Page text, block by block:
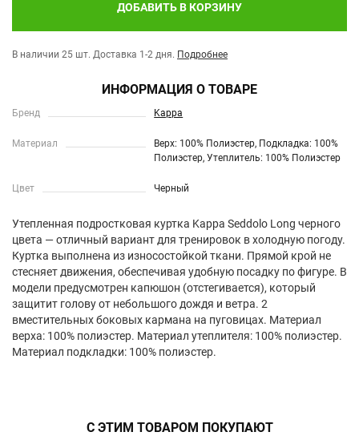
ДОБАВИТЬ В КОРЗИНУ
В наличии 25 шт. Доставка 1-2 дня. Подробнее
ИНФОРМАЦИЯ О ТОВАРЕ
Бренд Kappa
Материал
Верх: 100% Полиэстер, Подкладка: 100%
Полиэстер, Утеплитель: 100% Полиэстер
Цвет Черный
Утепленная подростковая куртка Kappa Seddolo Long черного
цвета — отличный вариант для тренировок в холодную погоду.
Куртка выполнена из износостойкой ткани. Прямой крой не
стесняет движения, обеспечивая удобную посадку по фигуре. В
модели предусмотрен капюшон (отстегивается), который
защитит голову от небольшого дождя и ветра. 2
вместительных боковых кармана на пуговицах. Материал
верха: 100% полиэстер. Материал утеплителя: 100% полиэстер.
Материал подкладки: 100% полиэстер.
С ЭТИМ ТОВАРОМ ПОКУПАЮТ